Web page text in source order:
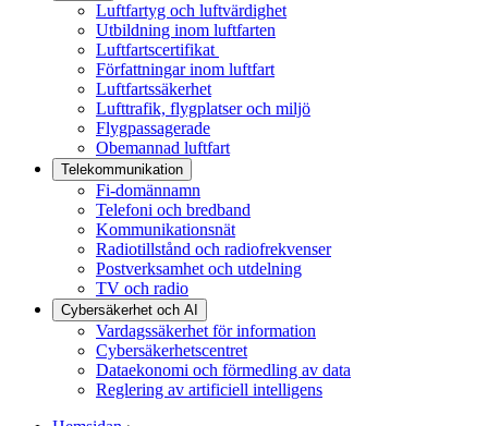
Luftfartyg och luftvärdighet
Utbildning inom luftfarten
Luftfartscertifikat
Författningar inom luftfart
Luftfartssäkerhet
Lufttrafik, flygplatser och miljö
Flygpassagerade
Obemannad luftfart
Telekommunikation
Fi-domännamn
Telefoni och bredband
Kommunikationsnät
Radiotillstånd och radiofrekvenser
Postverksamhet och utdelning
TV och radio
Cybersäkerhet och AI
Vardagssäkerhet för information
Cybersäkerhetscentret
Dataekonomi och förmedling av data
Reglering av artificiell intelligens